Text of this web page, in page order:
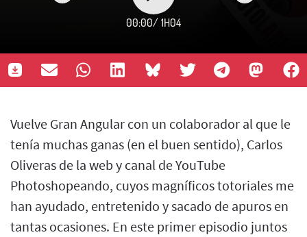
00:00/ 1H04
Vuelve Gran Angular con un colaborador al que le
tenía muchas ganas (en el buen sentido), Carlos
Oliveras de la web y canal de YouTube
Photoshopeando, cuyos magníficos totoriales me
han ayudado, entretenido y sacado de apuros en
tantas ocasiones. En este primer episodio juntos